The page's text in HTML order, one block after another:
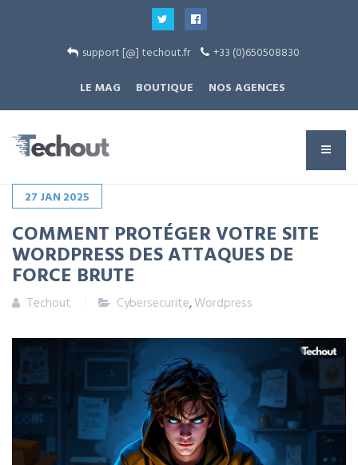
support [@] techout.fr
+33 (0)650508830
LE MAG
BOUTIQUE NOS AGENCES
27 JAN 2025
COMMENT PROTÉGER VOTRE SITE
WORDPRESS DES ATTAQUES DE
FORCE BRUTE
Techout Cybersecurite,Wordpress